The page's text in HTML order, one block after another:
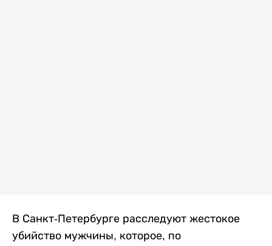
В Санкт-Петербурге расследуют жестокое
убийство мужчины, которое, по